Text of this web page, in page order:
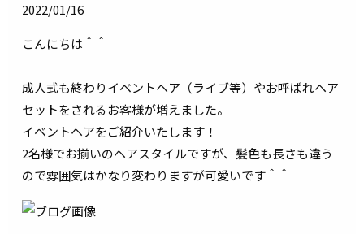
2022/01/16
こんにちは＾＾
成人式も終わりイベントヘア（ライブ等）やお呼ばれヘア
セットをされるお客様が増えました。
イベントヘアをご紹介いたします！
2名様でお揃いのヘアスタイルですが、髪色も長さも違う
ので雰囲気はかなり変わりますが可愛いです＾＾